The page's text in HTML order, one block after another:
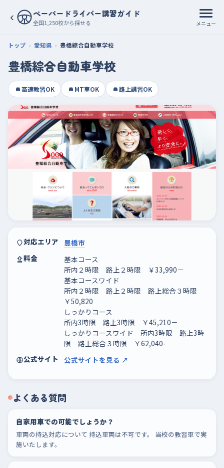
‹ ペーパードライバー講習ガイド
全国1,250校から探せる メニュー
トップ 愛知県 豊橋綜合自動車学校
豊橋綜合自動車学校
高速教習OK MT車OK 路上講習OK
対応エリア
豊橋市
料金
基本コース
所内２時限 路上２時限 ￥33,990－
基本コースワイド
所内２時限 路上２時限 路上総合３時限
￥50,820
しっかりコース
所内3時限 路上3時限 ￥45,210－
しっかりコースワイド 所内3時限 路上3時
限 路上総合３時限 ￥62,040-
公式サイト
公式サイトを見る ↗
よくある質問
自家用車での可能でしょうか？
車両の持込対応について 持込車両は不可です。 当校の教習車で実
施いたします。